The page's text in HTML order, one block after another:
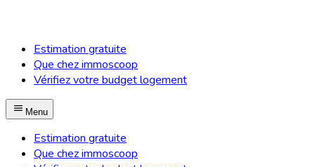
Estimation gratuite
Que chez immoscoop
Vérifiez votre budget logement
Menu
Estimation gratuite
Que chez immoscoop